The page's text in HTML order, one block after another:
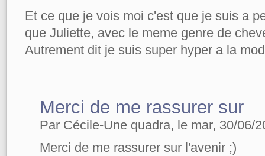
Et ce que je vois moi c'est que je suis a
que Juliette, avec le meme genre de
Autrement dit je suis super hyper a la
Merci de me rassurer sur
Par Cécile-Une quadra, le mar, 30/06/
Merci de me rassurer sur l'avenir ;)